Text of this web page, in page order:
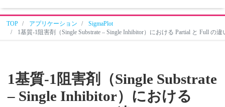
TOP アプリケーション
SigmaPlot
1基質-1阻害剤（Single Substrate – Single Inhibitor）における Partial と Full の違
1基質-1阻害剤（Single Substrate
– Single Inhibitor）における